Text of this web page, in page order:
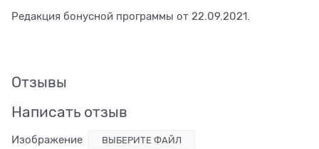
Редакция бонусной программы от 22.09.2021.
Отзывы
Написать отзыв
Изображение ВЫБЕРИТЕ ФАЙЛ